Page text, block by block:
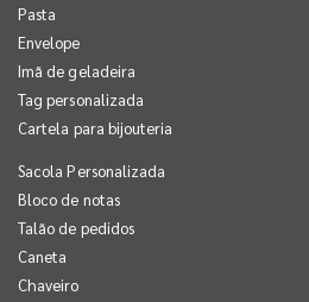
Pasta
Envelope
Imã de geladeira
Tag personalizada
Cartela para bijouteria
Sacola Personalizada
Bloco de notas
Talão de pedidos
Caneta
Chaveiro